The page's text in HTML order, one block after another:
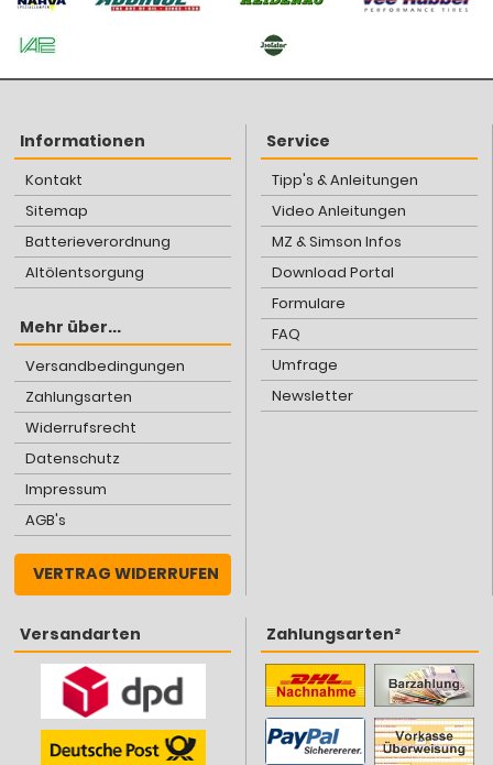
Informationen
Kontakt
Sitemap
Batterieverordnung
Altölentsorgung
Mehr über...
Versandbedingungen
Zahlungsarten
Widerrufsrecht
Datenschutz
Impressum
AGB's
VERTRAG WIDERRUFEN
Service
Tipp's & Anleitungen
Video Anleitungen
MZ & Simson Infos
Download Portal
Formulare
FAQ
Umfrage
Newsletter
Versandarten Zahlungsarten²